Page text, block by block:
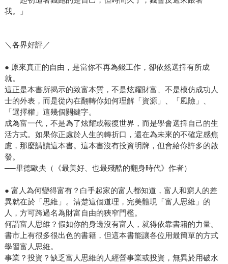
我。」
＼各界好評／
● 原來真正的自由，是當你不再為錢工作，卻依然選擇有所成
就。
這正是本書所揭示的致富本質，不是炫耀財富、不是模仿成功人
士的外表，而是從內在翻轉你如何理解「資源」、「風險」、
「選擇權」這幾個關鍵字。
成為富一代，不是為了炫耀或報復世界，而是學會選擇自己的生
活方式。如果你正處於人生的轉折口，還在為未來的不確定感焦
慮，那麼請讀這本書。這本書沒有投資明牌，但會給你許多的啟
發。
──畢德歐夫（《最美好、也最殘酷的翻身時代》作者）
● 富人為何變得富有？白手起家的富人都知道，富人和窮人的差
異就在於「思維」。清楚這個道理，完美體現「富人思維」的
人，方可跨過名為財富自由的狹窄門檻。
何謂富人思維？假如你的身邊沒有富人，就得依靠書籍的力量。
書市上有很多很出色的書籍，但這本書能讓各位用最簡單的方式
學習富人思維。
事業？投資？缺乏富人思維的人經營事業或投資，無異於用破水